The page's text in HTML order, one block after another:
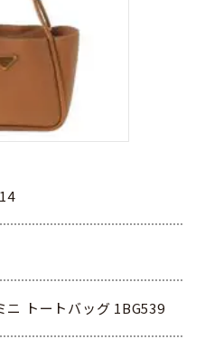
ニ トートバッグ 1BG539